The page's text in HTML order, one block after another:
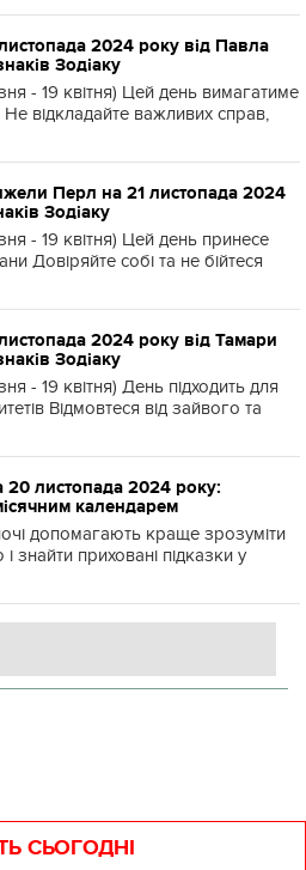
2024 року від Павла
Зодіаку
- 19 квітня) Цей день вимагатиме
Не відкладайте важливих справ,
Перл на 21 листопада 2024
Зодіаку
- 19 квітня) Цей день принесе
Довіряйте собі та не бійтеся
2024 року від Тамари
Зодіаку
- 19 квітня) День підходить для
Відмовтеся від зайвого та
20 листопада 2024 року:
календарем
допомагають краще зрозуміти
і знайти приховані підказки у
СЬОГОДНІ